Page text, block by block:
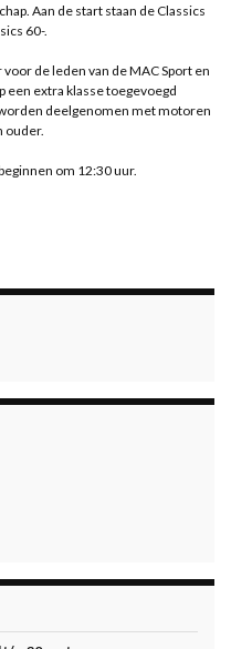
Aan de start staan de Classics
60-.
voor de leden van de MAC Sport en
een extra klasse toegevoegd
deelgenomen met motoren
ouder.
om 12:30 uur.